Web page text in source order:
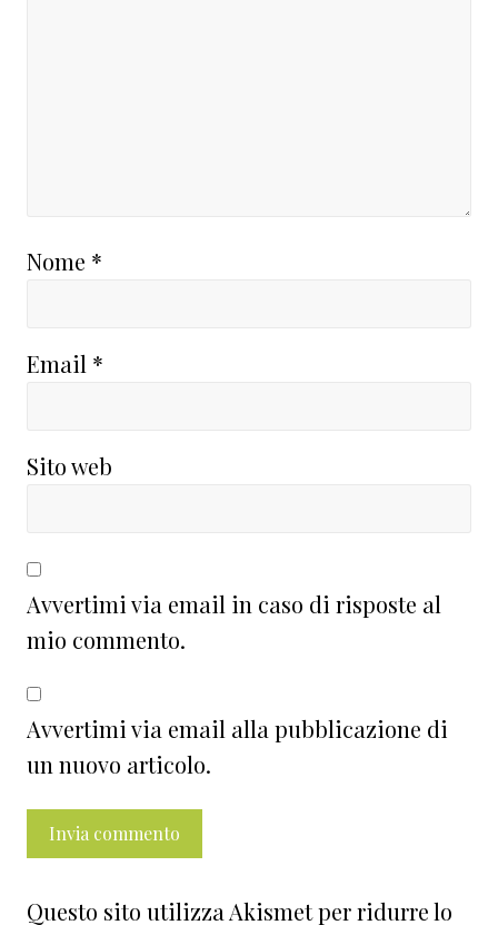
Nome *
Email *
Sito web
Avvertimi via email in caso di risposte al
mio commento.
Avvertimi via email alla pubblicazione di
un nuovo articolo.
Questo sito utilizza Akismet per ridurre lo